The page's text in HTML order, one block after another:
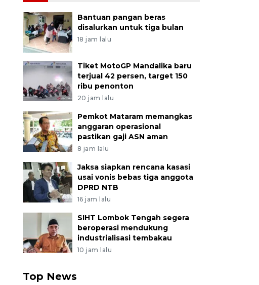
Bantuan pangan beras
disalurkan untuk tiga bulan
18 jam lalu
Tiket MotoGP Mandalika baru
terjual 42 persen, target 150
ribu penonton
20 jam lalu
Pemkot Mataram memangkas
anggaran operasional
pastikan gaji ASN aman
8 jam lalu
Jaksa siapkan rencana kasasi
usai vonis bebas tiga anggota
DPRD NTB
16 jam lalu
SIHT Lombok Tengah segera
beroperasi mendukung
industrialisasi tembakau
10 jam lalu
Top News